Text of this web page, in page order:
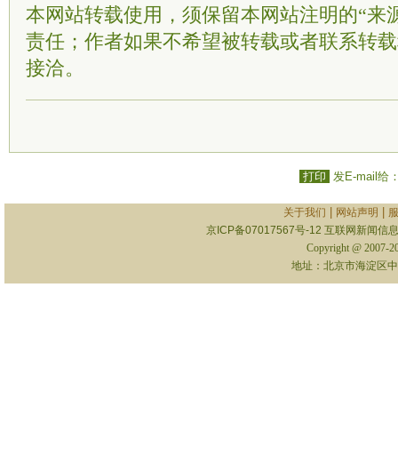
本网站转载使用，须保留本网站注明的“来
责任；作者如果不希望被转载或者联系转
接洽。
打印 发E-mail给
关于我们 网站声明
京ICP备07017567号-12 互联网新闻信
Copyright @ 2007-
地址：北京市海淀区